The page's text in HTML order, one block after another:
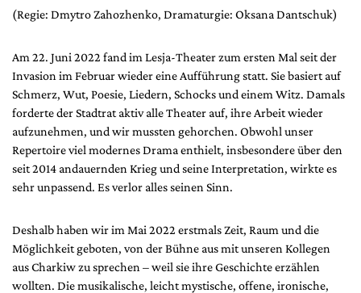
(Regie: Dmytro Zahozhenko, Dramaturgie: Oksana Dantschuk)
Am 22. Juni 2022 fand im Lesja-Theater zum ersten Mal seit der
Invasion im Februar wieder eine Aufführung statt. Sie basiert auf
Schmerz, Wut, Poesie, Liedern, Schocks und einem Witz. Damals
forderte der Stadtrat aktiv alle Theater auf, ihre Arbeit wieder
aufzunehmen, und wir mussten gehorchen. Obwohl unser
Repertoire viel modernes Drama enthielt, insbesondere über den
seit 2014 andauernden Krieg und seine Interpretation, wirkte es
sehr unpassend. Es verlor alles seinen Sinn.
Deshalb haben wir im Mai 2022 erstmals Zeit, Raum und die
Möglichkeit geboten, von der Bühne aus mit unseren Kollegen
aus Charkiw zu sprechen – weil sie ihre Geschichte erzählen
wollten. Die musikalische, leicht mystische, offene, ironische,